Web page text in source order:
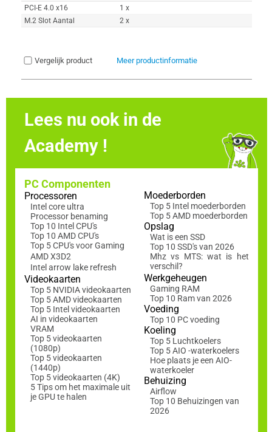
PCI-E 4.0 x16
1 x
M.2 Slot Aantal
2 x
Vergelijk product Meer productinformatie
Lees nu ook in de
Academy !
PC Componenten
Processoren
Intel core ultra
Processor benaming
Top 10 Intel CPU's
Top 10 AMD CPU's
Top 5 CPU's voor Gaming
AMD X3D2
Intel arrow lake refresh
Videokaarten
Top 5 NVIDIA videokaarten
Top 5 AMD videokaarten
Top 5 Intel videokaarten
AI in videokaarten
VRAM
Top 5 videokaarten
(1080p)
Top 5 videokaarten
(1440p)
Top 5 videokaarten (4K)
5 Tips om het maximale uit
je GPU te halen
Moederborden
Top 5 Intel moederborden
Top 5 AMD moederborden
Opslag
Wat is een SSD
Top 10 SSD's van 2026
Mhz vs MTS: wat is het
verschil?
Werkgeheugen
Gaming RAM
Top 10 Ram van 2026
Voeding
Top 10 PC voeding
Koeling
Top 5 Luchtkoelers
Top 5 AIO -waterkoelers
Hoe plaats je een AIO-
waterkoeler
Behuizing
Airflow
Top 10 Behuizingen van
2026